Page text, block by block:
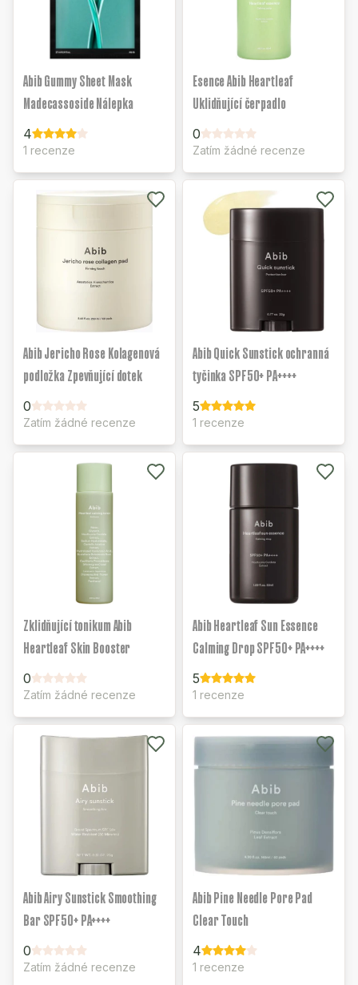
Abib Gummy Sheet Mask
Madecassoside Nálepka
4
1 recenze
Esence Abib Heartleaf
Uklidňující čerpadlo
0
Zatím žádné recenze
Abib Jericho Rose Kolagenová
podložka Zpevňující dotek
0
Zatím žádné recenze
Abib Quick Sunstick ochranná
tyčinka SPF50+ PA++++
5
1 recenze
Zklidňující tonikum Abib
Heartleaf Skin Booster
0
Zatím žádné recenze
Abib Heartleaf Sun Essence
Calming Drop SPF50+ PA++++
5
1 recenze
Abib Airy Sunstick Smoothing
Bar SPF50+ PA++++
0
Zatím žádné recenze
Abib Pine Needle Pore Pad
Clear Touch
4
1 recenze